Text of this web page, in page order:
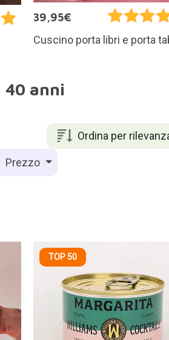
39,95€
Cuscino porta libri e porta
40 anni
Ordina per
Prezzo
TOP 50